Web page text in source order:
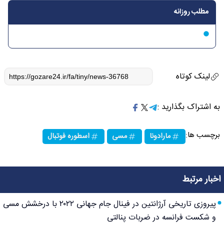
مطلب روزانه
لینک کوتاه
به اشتراک بگذارید :
برچسب ها: مارادونا مسی اسطوره فوتبال
اخبار مرتبط
پیروزی تاریخی آرژانتین در فینال جام جهانی ۲۰۲۲ با درخشش مسی
و شکست فرانسه در ضربات پنالتی